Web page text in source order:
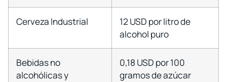
Cerveza Industrial
12 USD por litro de
alcohol puro
Bebidas no
alcohólicas y
0,18 USD por 100
gramos de azúcar